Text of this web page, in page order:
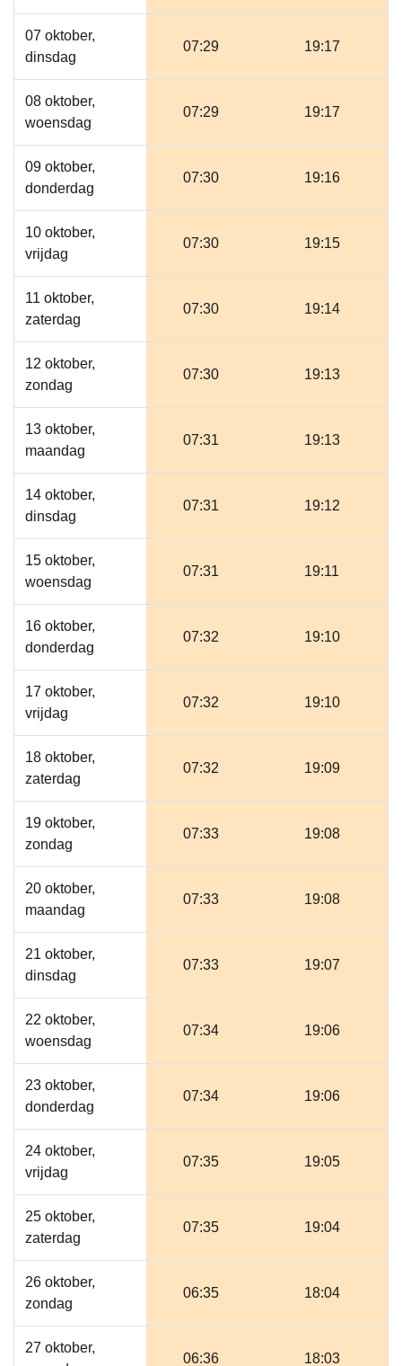
07 oktober,
dinsdag
07:29 19:17
08 oktober,
woensdag
07:29 19:17
09 oktober,
donderdag
07:30 19:16
10 oktober,
vrijdag
07:30 19:15
11 oktober,
zaterdag
07:30 19:14
12 oktober,
zondag
07:30 19:13
13 oktober,
maandag
07:31 19:13
14 oktober,
dinsdag
07:31 19:12
15 oktober,
woensdag
07:31 19:11
16 oktober,
donderdag
07:32 19:10
17 oktober,
vrijdag
07:32 19:10
18 oktober,
zaterdag
07:32 19:09
19 oktober,
zondag
07:33 19:08
20 oktober,
maandag
07:33 19:08
21 oktober,
dinsdag
07:33 19:07
22 oktober,
woensdag
07:34 19:06
23 oktober,
donderdag
07:34 19:06
24 oktober,
vrijdag
07:35 19:05
25 oktober,
zaterdag
07:35 19:04
26 oktober,
zondag
06:35 18:04
27 oktober,
06:36 18:03